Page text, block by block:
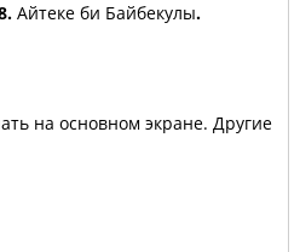
Айтеке би Байбекулы.
на основном экране. Другие